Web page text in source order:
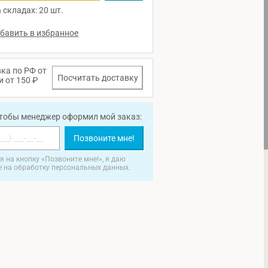
складах: 20 шт.
по РФ от
от 150 ₽
Посчитать доставку
менеджер оформил мой заказ:
Позвоните мне!
на кнопку «Позвоните мне!», я даю
на обработку персональных данных.